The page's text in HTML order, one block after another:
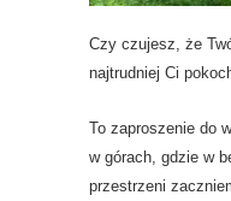
Czy czujesz, że
najtrudniej Ci
To zaproszenie do
w górach, gdzie w
przestrzeni